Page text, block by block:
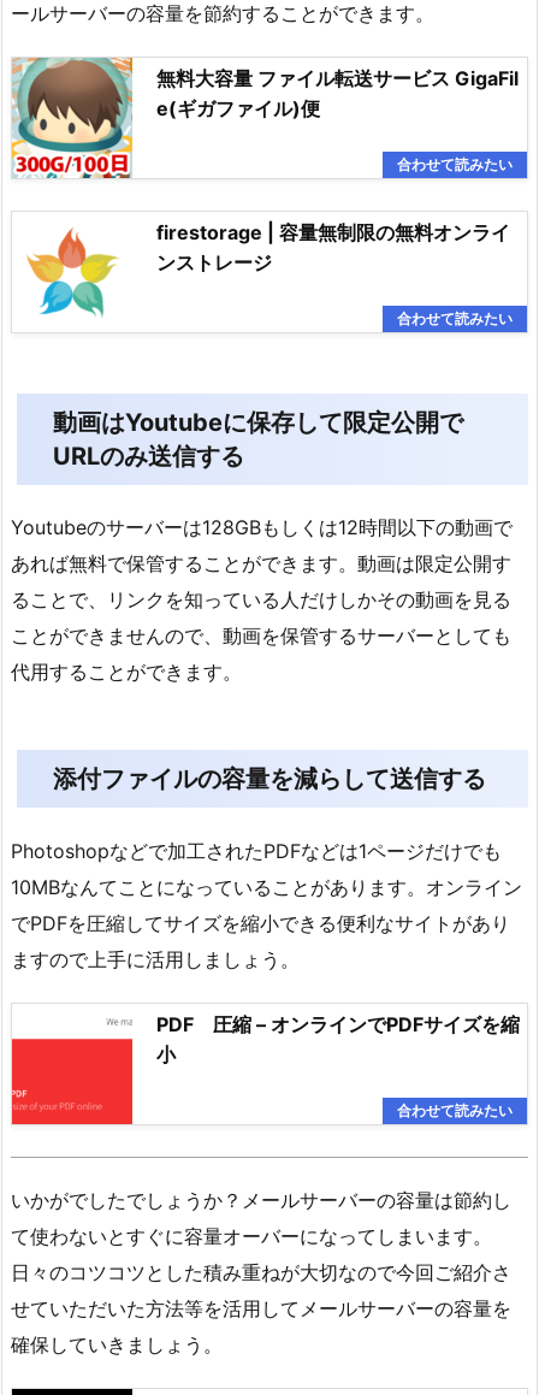
ールサーバーの容量を節約することができます。
無料大容量 ファイル転送サービス GigaFil
e(ギガファイル)便
firestorage | 容量無制限の無料オンライ
ンストレージ
動画はYoutubeに保存して限定公開で
URLのみ送信する
Youtubeのサーバーは128GBもしくは12時間以下の動画で
あれば無料で保管することができます。動画は限定公開す
ることで、リンクを知っている人だけしかその動画を見る
ことができませんので、動画を保管するサーバーとしても
代用することができます。
添付ファイルの容量を減らして送信する
Photoshopなどで加工されたPDFなどは1ページだけでも
10MBなんてことになっていることがあります。オンライン
でPDFを圧縮してサイズを縮小できる便利なサイトがあり
ますので上手に活用しましょう。
PDF 圧縮 – オンラインでPDFサイズを縮
小
いかがでしたでしょうか？メールサーバーの容量は節約し
て使わないとすぐに容量オーバーになってしまいます。
日々のコツコツとした積み重ねが大切なので今回ご紹介さ
せていただいた方法等を活用してメールサーバーの容量を
確保していきましょう。